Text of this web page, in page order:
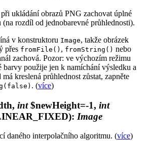
ukládání obrazů PNG zachovat úplné
rozdíl od jednobarevné průhlednosti).
v konstruktoru Image, takže obrázek
přes fromFile() , fromString() nebo
zachová. Pozor: ve výchozím režimu
barvy použije jen k namíchání výsledku a
kreslená průhlednost zůstat, zapněte
. (více)
int$newHeight=-1, int
: Image
daného interpolačního algoritmu. (více)